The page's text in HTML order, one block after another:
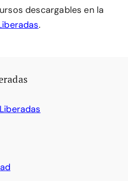
descargables en la
.